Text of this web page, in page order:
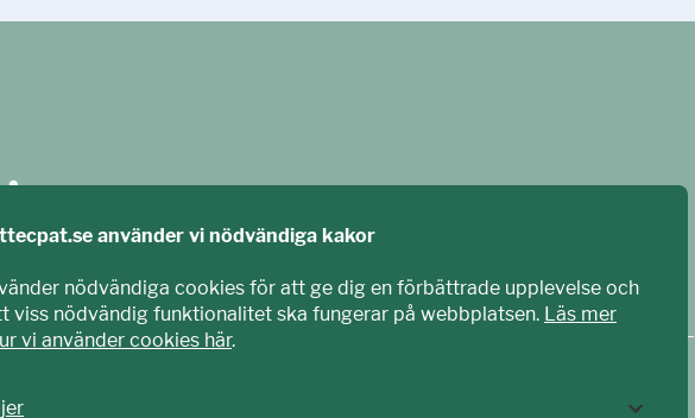
tagits fram tillsammans med barn och unga. Vi är en del av ECPAT Sverige –
som arbetar mot sexuell exploatering av barn.
använder vi nödvändiga kakor
nödvändiga cookies för att ge dig en förbättrade upplevelse och
viss nödvändig funktionalitet ska fungerar på webbplatsen. Läs mer
vi använder cookies här.